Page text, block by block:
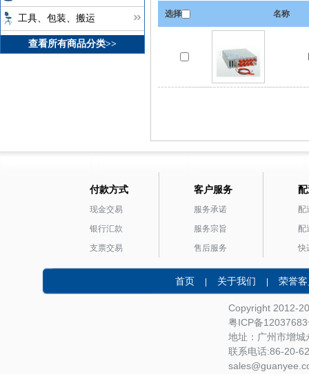
工具、包装、搬运
查看所有商品分类>>
选择 名称
付款方式
现金交易
银行汇款
支票交易
客户服务
服务承诺
服务宗旨
售后服务
配
配
快
首页 | 关于我们 | 荣誉
Copyright 2012-
粤ICP备12037683
地址：广州市增
联系电话:86-20-